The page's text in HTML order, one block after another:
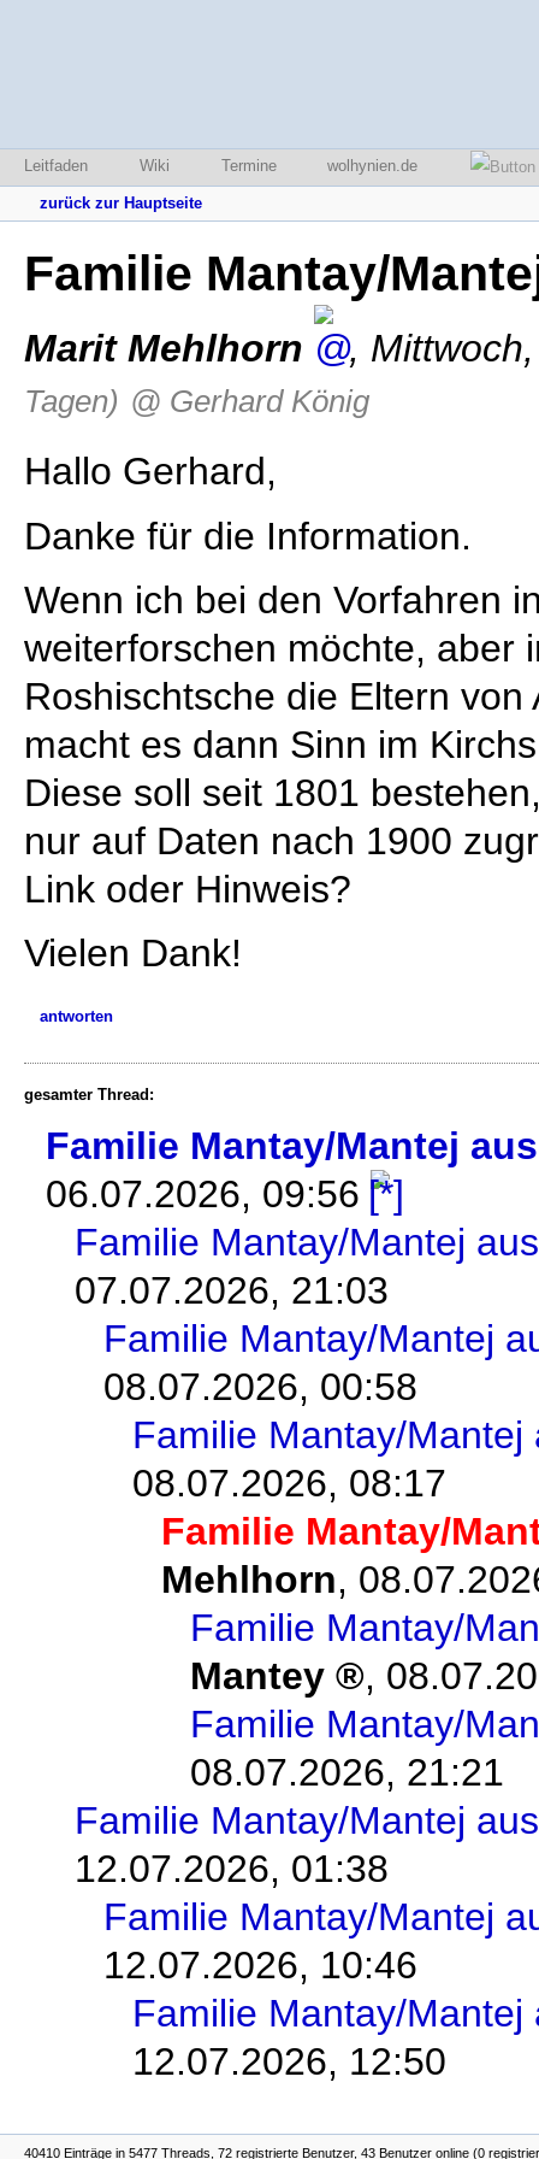
Leitfaden Wiki Termine wolhynien.de
zurück zur Hauptseite
Familie Mantay/
Marit Mehlhorn ,
Tagen) @ Gerhard König
Hallo Gerhard,
Danke für die Information.
Wenn ich bei den Vorfahren
weiterforschen möchte, aber
Roshischtsche die Eltern
macht es dann Sinn im
Diese soll seit 1801
nur auf Daten nach 1900
Link oder Hinweis?
Vielen Dank!
antworten
gesamter Thread:
Familie Mantay/Mantej
06.07.2026, 09:56
Familie Mantay/Mantej
07.07.2026, 21:03
Familie Mantay/Mantej
08.07.2026, 00:58
Familie Mantay/Mantej
08.07.2026, 08:17
Familie Mantay/
Mehlhorn,
Familie Mantay/
Mantey
,
Familie Mantay/
08.07.2026, 21:21
Familie Mantay/Mantej
12.07.2026, 01:38
Familie Mantay/Mantej
12.07.2026, 10:46
Familie Mantay/Mantej
12.07.2026, 12:50
40410 Einträge in 5477 Threads, 72 registrierte Benutzer, 43 Benutzer online (0